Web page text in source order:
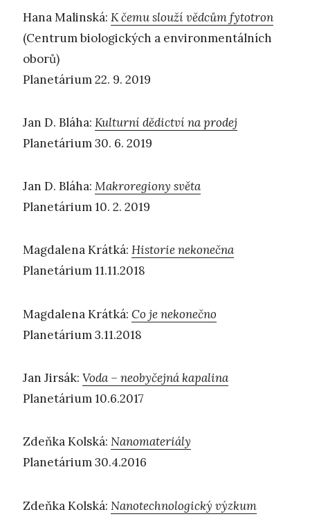
Hana Malinská: K čemu slouží vědcům fytotron
(Centrum biologických a environmentálních
oborů)
Planetárium 22. 9. 2019
Jan D. Bláha: Kulturní dědictví na prodej
Planetárium 30. 6. 2019
Jan D. Bláha: Makroregiony světa
Planetárium 10. 2. 2019
Magdalena Krátká: Historie nekonečna
Planetárium 11.11.2018
Magdalena Krátká: Co je nekonečno
Planetárium 3.11.2018
Jan Jirsák: Voda – neobyčejná kapalina
Planetárium 10.6.2017
Zdeňka Kolská: Nanomateriály
Planetárium 30.4.2016
Zdeňka Kolská: Nanotechnologický výzkum